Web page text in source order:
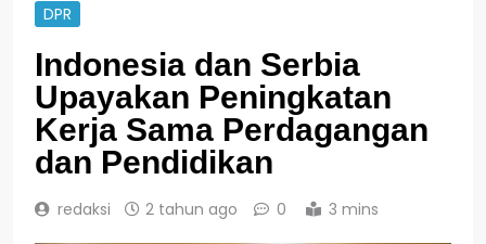
DPR
Indonesia dan Serbia
Upayakan Peningkatan
Kerja Sama Perdagangan
dan Pendidikan
redaksi 2 tahun ago 0 3 mins